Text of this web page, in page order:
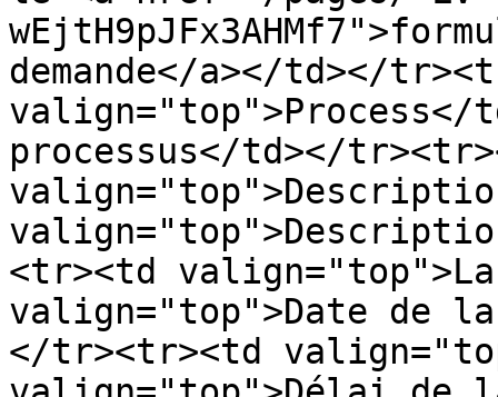
demande</a></td></
valign="top">Process</
processus</td></
<tr><td
valign="top">Date de
</tr><tr><td